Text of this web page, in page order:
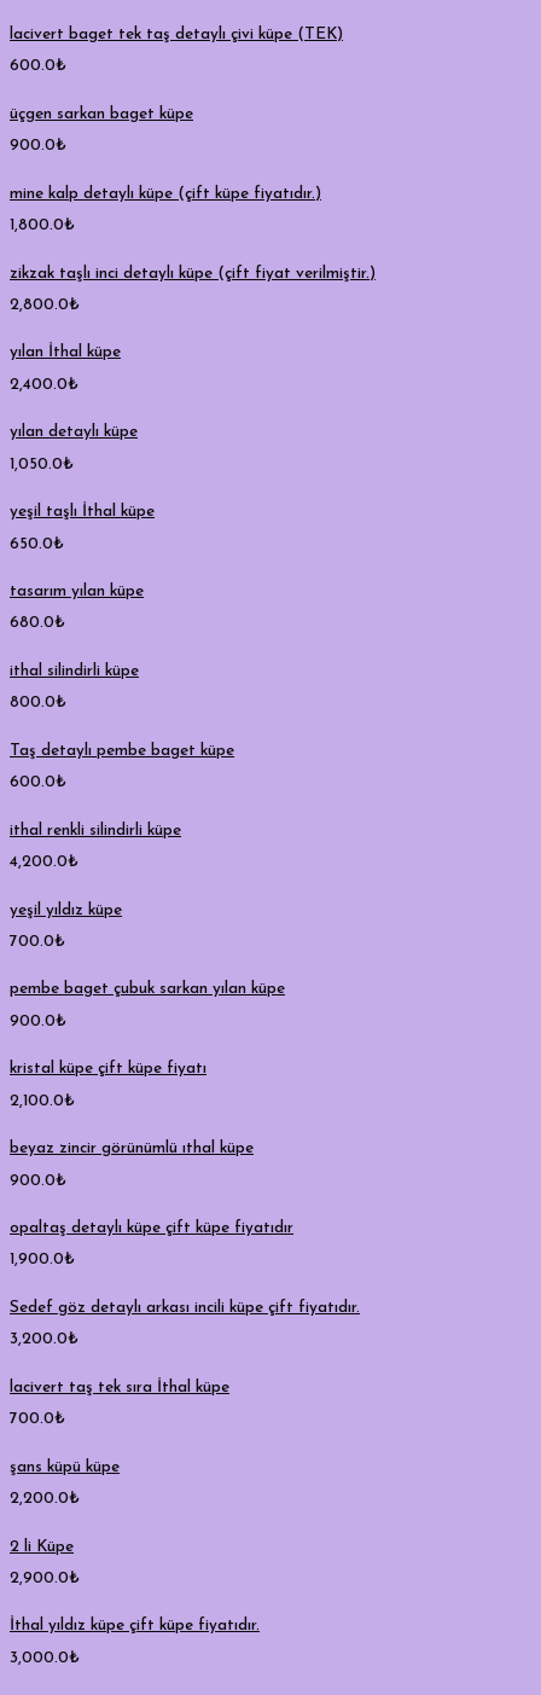
lacivert baget tek taş detaylı çivi küpe (TEK)
600.0₺
üçgen sarkan baget küpe
900.0₺
mine kalp detaylı küpe (çift küpe fiyatıdır.)
1,800.0₺
zikzak taşlı inci detaylı küpe (çift fiyat verilmiştir.)
2,800.0₺
yılan İthal küpe
2,400.0₺
yılan detaylı küpe
1,050.0₺
yeşil taşlı İthal küpe
650.0₺
tasarım yılan küpe
680.0₺
ithal silindirli küpe
800.0₺
Taş detaylı pembe baget küpe
600.0₺
ithal renkli silindirli küpe
4,200.0₺
yeşil yıldız küpe
700.0₺
pembe baget çubuk sarkan yılan küpe
900.0₺
kristal küpe çift küpe fiyatı
2,100.0₺
beyaz zincir görünümlü ıthal küpe
900.0₺
opaltaş detaylı küpe çift küpe fiyatıdır
1,900.0₺
Sedef göz detaylı arkası incili küpe çift fiyatıdır.
3,200.0₺
lacivert taş tek sıra İthal küpe
700.0₺
şans küpü küpe
2,200.0₺
2 li Küpe
2,900.0₺
İthal yıldız küpe çift küpe fiyatıdır.
3,000.0₺